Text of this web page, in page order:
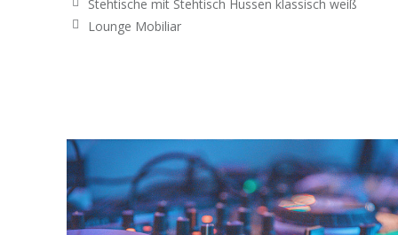
Stehtische mit Stehtisch Hussen klassisch weiß
Lounge Mobiliar